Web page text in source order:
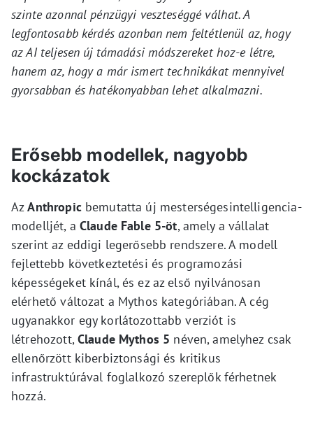
szinte azonnal pénzügyi veszteséggé válhat. A
legfontosabb kérdés azonban nem feltétlenül az, hogy
az AI teljesen új támadási módszereket hoz-e létre,
hanem az, hogy a már ismert technikákat mennyivel
gyorsabban és hatékonyabban lehet alkalmazni.
Erősebb modellek, nagyobb
kockázatok
AzAnthropicbemutatta új mesterségesintelligencia-
modelljét, a Claude Fable 5-öt, amely a vállalat
szerint az eddigi legerősebb rendszere. A modell
fejlettebb következtetési és programozási
képességeket kínál, és ez az első nyilvánosan
elérhető változat a Mythos kategóriában. A cég
ugyanakkor egy korlátozottabb verziót is
létrehozott,Claude Mythos 5 néven, amelyhez csak
ellenőrzött kiberbiztonsági és kritikus
infrastruktúrával foglalkozó szereplők férhetnek
hozzá.